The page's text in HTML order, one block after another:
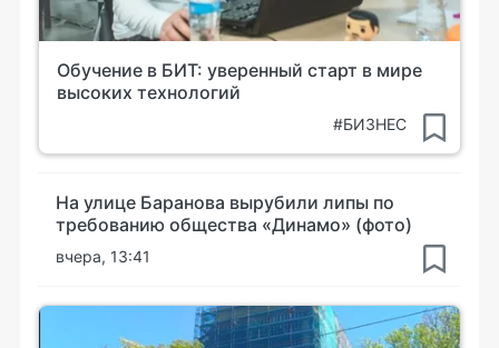
Обучение в БИТ: уверенный старт в мире
высоких технологий
#БИЗНЕС
На улице Баранова вырубили липы по
требованию общества «Динамо» (фото)
вчера, 13:41